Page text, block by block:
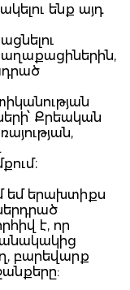
ենք այդ
Քրեական
եմ երախտիքս
է, որ
բարեվարք